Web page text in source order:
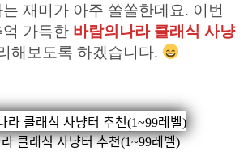
재미가 아주 쏠쏠한데요. 이번
가득한 바람의나라 클래식 사냥
해보도록 하겠습니다.
클래식 사냥터 추천(1~99레벨)